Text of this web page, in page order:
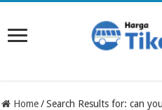
Home / Search Results for: can